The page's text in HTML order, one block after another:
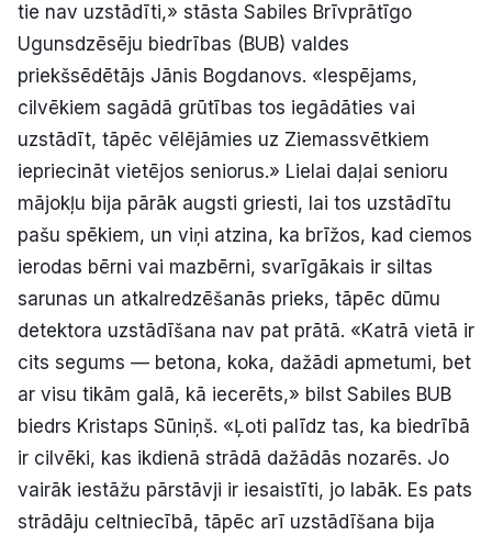
Instagram
Abonē
tie nav uzstādīti,» stāsta Sabiles Brīvprātīgo
Ugunsdzēsēju biedrības (BUB) valdes
priekšsēdētājs Jānis Bogdanovs. «Iespējams,
cilvēkiem sagādā grūtības tos iegādāties vai
uzstādīt, tāpēc vēlējāmies uz Ziemassvētkiem
iepriecināt vietējos seniorus.» Lielai daļai senioru
mājokļu bija pārāk augsti griesti, lai tos uzstādītu
pašu spēkiem, un viņi atzina, ka brīžos, kad ciemos
ierodas bērni vai mazbērni, svarīgākais ir siltas
sarunas un atkalredzēšanās prieks, tāpēc dūmu
detektora uzstādīšana nav pat prātā. «Katrā vietā ir
cits segums — betona, koka, dažādi apmetumi, bet
ar visu tikām galā, kā iecerēts,» bilst Sabiles BUB
biedrs Kristaps Sūniņš. «Ļoti palīdz tas, ka biedrībā
ir cilvēki, kas ikdienā strādā dažādās nozarēs. Jo
vairāk iestāžu pārstāvji ir iesaistīti, jo labāk. Es pats
strādāju celtniecībā, tāpēc arī uzstādīšana bija